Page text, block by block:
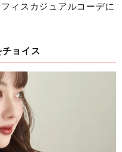
ィスカジュアルコーデに
ョイス